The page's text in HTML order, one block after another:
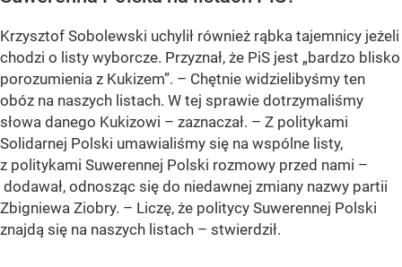
Krzysztof Sobolewski uchylił również rąbka tajemnicy jeżeli
chodzi o listy wyborcze. Przyznał, że PiS jest „bardzo blisko
porozumienia z Kukizem”. – Chętnie widzielibyśmy ten
obóz na naszych listach. W tej sprawie dotrzymaliśmy
słowa danego Kukizowi – zaznaczał. – Z politykami
Solidarnej Polski umawialiśmy się na wspólne listy,
z politykami Suwerennej Polski rozmowy przed nami –
dodawał, odnosząc się do niedawnej zmiany nazwy partii
Zbigniewa Ziobry. – Liczę, że politycy Suwerennej Polski
znajdą się na naszych listach – stwierdził.